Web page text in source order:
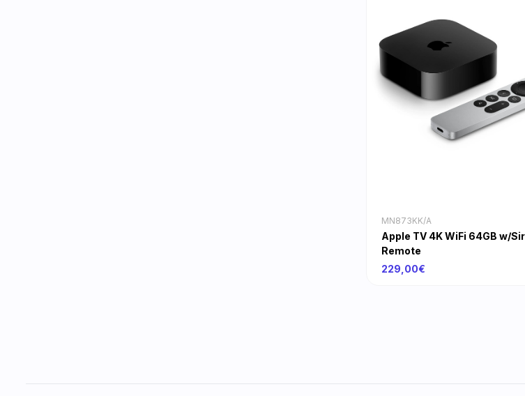
MN873KK/A
Apple TV 4K WiFi 64GB w/
Remote
229,00€